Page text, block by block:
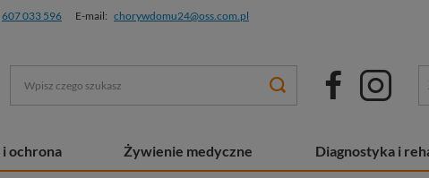
607 033 596 E-mail: chorywdomu24@oss.com.pl
i ochrona Żywienie medyczne Diagnostyka i